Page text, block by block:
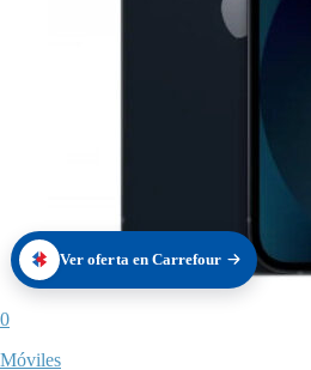
Ver oferta en Carrefour
0
Móviles